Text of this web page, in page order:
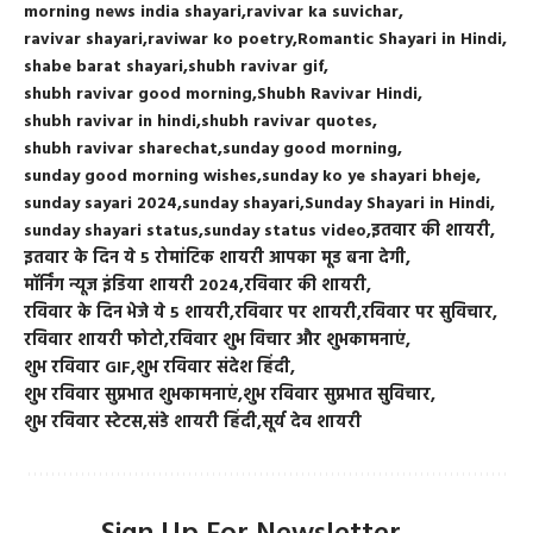
morning news india shayari ravivar ka suvichar
ravivar shayari raviwar ko poetry Romantic Shayari in Hindi
shabe barat shayari shubh ravivar gif
shubh ravivar good morning Shubh Ravivar Hindi
shubh ravivar in hindi shubh ravivar quotes
shubh ravivar sharechat sunday good morning
sunday good morning wishes sunday ko ye shayari bheje
sunday sayari 2024 sunday shayari Sunday Shayari in Hindi
sunday shayari status sunday status video इतवार की शायरी
इतवार के दिन ये 5 रोमांटिक शायरी आपका मूड बना देगी
मॉर्निंग न्यूज इंडिया शायरी 2024 रविवार की शायरी
रविवार के दिन भेजे ये 5 शायरीरविवार पर शायरीरविवार पर सुविचार
रविवार शायरी फोटोरविवार शुभ विचार और शुभकामनाएं
शुभ रविवार GIF शुभ रविवार संदेश हिंदी
शुभ रविवार सुप्रभात शुभकामनाएं शुभ रविवार सुप्रभात सुविचार
शुभ रविवार स्टेटससंडे शायरी हिंदीसूर्य देव शायरी